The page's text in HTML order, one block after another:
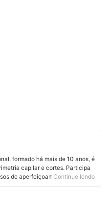
formado há mais de 10 anos, é
capilar e cortes. Participa
de aperfeiçoamentos.Continue lendo